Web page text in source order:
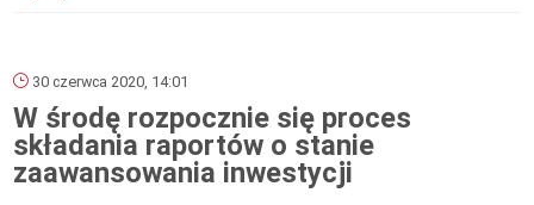
30 czerwca 2020, 14:01
W środę rozpocznie się proces
składania raportów o stanie
zaawansowania inwestycji